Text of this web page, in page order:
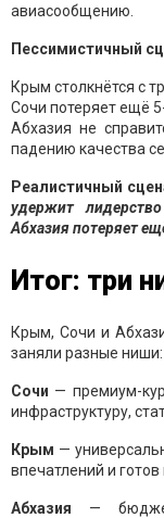
авиасообщению.
Пессимистичный
Крым столкнётся с
Сочи потеряет ещё
Абхазия не
падению качества
Реалистичный
удержит
Абхазия потеряет
Итог: три
Крым, Сочи и
заняли разные ниши:
Сочи — премиум-
инфраструктуру,
Крым —
впечатлений и
Абхазия —